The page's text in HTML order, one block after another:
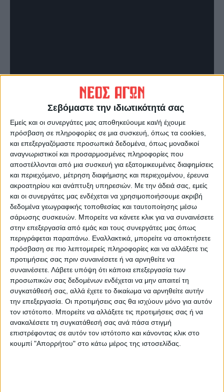
Σεβόμαστε την ιδιωτικότητά σας
Εμείς και οι συνεργάτες μας αποθηκεύουμε και/ή έχουμε
πρόσβαση σε πληροφορίες σε μια συσκευή, όπως τα cookies,
και επεξεργαζόμαστε προσωπικά δεδομένα, όπως μοναδικοί
αναγνωριστικοί και προσαρμοσμένες πληροφορίες που
αποστέλλονται από μια συσκευή για εξατομικευμένες διαφημίσεις
και περιεχόμενο, μέτρηση διαφήμισης και περιεχομένου, έρευνα
ακροατηρίου και ανάπτυξη υπηρεσιών. Με την άδειά σας, εμείς
και οι συνεργάτες μας ενδέχεται να χρησιμοποιήσουμε ακριβή
δεδομένα γεωγραφικής τοποθεσίας και ταυτοποίησης μέσω
σάρωσης συσκευών. Μπορείτε να κάνετε κλικ για να συναινέσετε
στην επεξεργασία από εμάς και τους συνεργάτες μας όπως
περιγράφεται παραπάνω. Εναλλακτικά, μπορείτε να αποκτήσετε
πρόσβαση σε πιο λεπτομερείς πληροφορίες και να αλλάξετε τις
προτιμήσεις σας πριν συναινέσετε ή να αρνηθείτε να
συναινέσετε. Λάβετε υπόψη ότι κάποια επεξεργασία των
προσωπικών σας δεδομένων ενδέχεται να μην απαιτεί τη
συγκατάθεσή σας, αλλά έχετε το δικαίωμα να αρνηθείτε αυτήν
την επεξεργασία. Οι προτιμήσεις σας θα ισχύουν μόνο για αυτόν
τον ιστότοπο. Μπορείτε να αλλάξετε τις προτιμήσεις σας ή να
ανακαλέσετε τη συγκατάθεσή σας ανά πάσα στιγμή
επιστρέφοντας σε αυτόν τον ιστότοπο και κάνοντας κλικ στο
κουμπί "Απορρήτου" στο κάτω μέρος της ιστοσελίδας.
Τελευταίες Ειδήσεις Σήμερα
Ακολούθησε την εφημερίδα ΝΕΟΣ
ΑΓΩΝ στο Google News!
Όλες οι εξελίξεις στην περιοχή της
Καρδίτσας και ευρύτερα της Θεσσαλίας
ΠΡΟΗΓΟΥΜΕΝΟ ΑΡΘΡΟ
Χρυσάνθη Νικολοπούλου: Η
πρώτη γυναίκα πιλότος F-16
- Υπηρετεί στην 110 Πτέρυγα
Μάχης στη Λάρισα
ΕΠΟΜΕΝΟ ΑΡΘΡΟ
Μαρουσάκης: Με βροχές και
καταιγίδες από το απόγευμα
των Θεοφανίων -Κακοκαιρία
τύπου «Π» την Κυριακή